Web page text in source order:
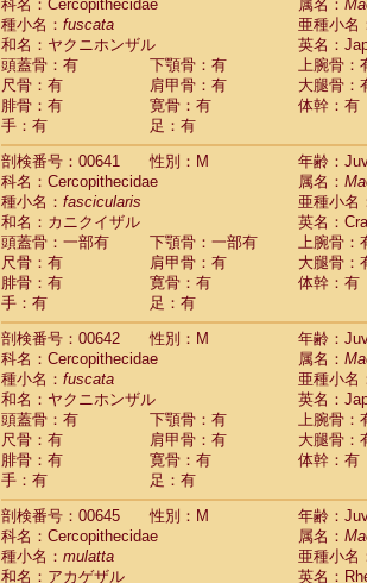
科名：Cercopithecidae
属名：
種小名： fuscata
亜種小名
和名：ヤクニホンザル
英名：
頭蓋骨：有
下顎骨：有
上腕骨：
尺骨：有
肩甲骨：有
大腿骨：
腓骨：有
寛骨：有
体幹：有
手：有
足：有
剖検番号：00641
性別：M
年齢：
科名：Cercopithecidae
属名：
種小名： fascicularis
亜種小名
和名：カニクイザル
英名：
頭蓋骨：一部有
下顎骨：一部有
上腕骨：
尺骨：有
肩甲骨：有
大腿骨：
腓骨：有
寛骨：有
体幹：有
手：有
足：有
剖検番号：00642
性別：M
年齢：
科名：Cercopithecidae
属名：
種小名： fuscata
亜種小名
和名：ヤクニホンザル
英名：
頭蓋骨：有
下顎骨：有
上腕骨：
尺骨：有
肩甲骨：有
大腿骨：
腓骨：有
寛骨：有
体幹：有
手：有
足：有
剖検番号：00645
性別：M
年齢：
科名：Cercopithecidae
属名：
種小名： mulatta
亜種小名
和名：アカゲザル
英名：